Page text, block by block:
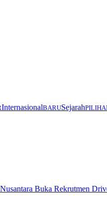
InternasionalBARUSejarah
Buka Rekrutmen